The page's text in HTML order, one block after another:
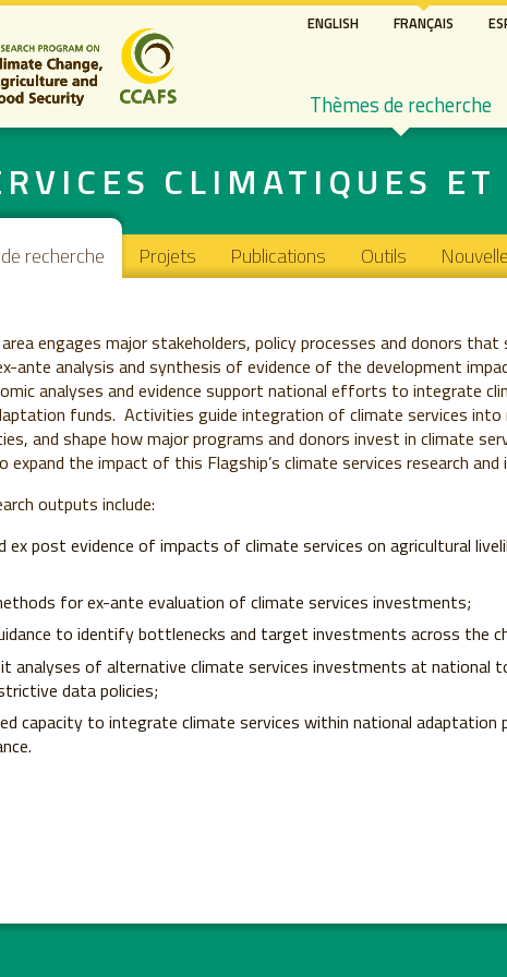
ENGLISH FRANÇAIS
Main
Thèmes de recherche
CLIMATIQUES
recherche Projets Publications Outils
engages major stakeholders, policy processes and donors
ante analysis and synthesis of evidence of the development
analyses and evidence support national efforts to integrate
funds. Activities guide integration of climate services into
and shape how major programs and donors invest in climate
the impact of this Flagship’s climate services research and
outputs include:
ex post evidence of impacts of climate services on agricultural
for ex-ante evaluation of climate services investments;
to identify bottlenecks and target investments across the
analyses of alternative climate services investments at national
data policies;
capacity to integrate climate services within national adaptation